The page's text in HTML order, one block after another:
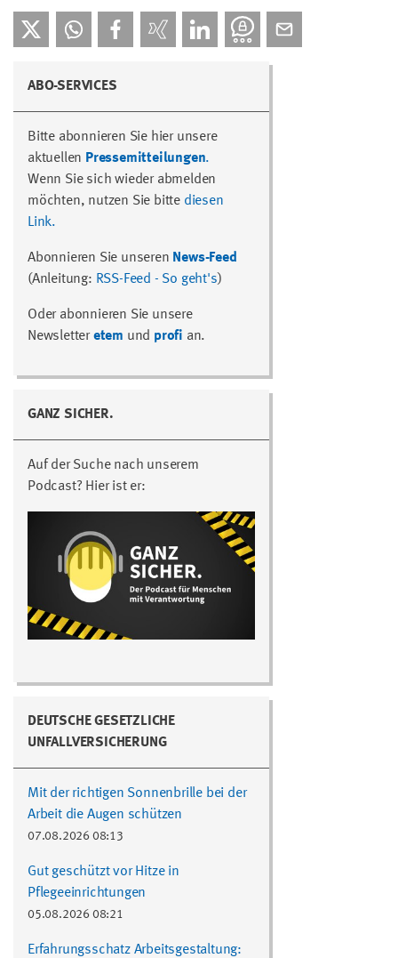
ABO-SERVICES
Bitte abonnieren Sie hier unsere
aktuellen Pressemitteilungen.
Wenn Sie sich wieder abmelden
möchten, nutzen Sie bitte diesen
Link.
Abonnieren Sie unseren News-Feed
(Anleitung: RSS-Feed - So geht's)
Oder abonnieren Sie unsere
Newsletteretem und profi an.
GANZ SICHER.
Auf der Suche nach unserem
Podcast? Hier ist er:
DEUTSCHE GESETZLICHE
UNFALLVERSICHERUNG
Mit der richtigen Sonnenbrille bei der
Arbeit die Augen schützen
07.08.2026 08:13
Gut geschützt vor Hitze in
Pflegeeinrichtungen
05.08.2026 08:21
Erfahrungsschatz Arbeitsgestaltung: